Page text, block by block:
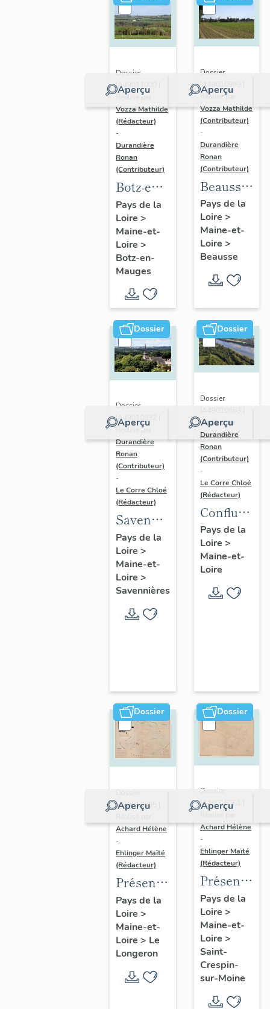
Aperçu
Dossier
IA49011000 |
Réalisé par
Vozza Mathilde
(Rédacteur)
-
Durandière
Ronan
(Contributeur)
Botz-en-
Mauges :
présentation
de la
commune
Pays de la
Loire >
Maine-et-
Loire >
Botz-en-
Mauges
Aperçu
Dossier
IA49010999 |
Réalisé par
Vozza Mathilde
(Contributeur)
-
Durandière
Ronan
(Contributeur)
Beausse :
de la
commune
Pays de la
Loire >
Maine-et-
Loire >
Beausse
Dossier
Aperçu
Dossier
IA49010832 |
Réalisé par
Durandière
Ronan
(Contributeur)
-
Le Corre Chloé
(Rédacteur)
Savennières
:
présentation
de la
commune
Pays de la
Loire >
Maine-et-
Loire >
Savennières
Dossier
Aperçu
Dossier
Réalisé par
Durandière
Ronan
(Contributeur)
-
Le Corre Chloé
(Rédacteur)
Confluence
Maine-
Loire :
d'étude
Pays de la
Loire >
Maine-et-
Loire
Dossier
Aperçu
IA49010565 |
Achard Hélène
-
Ehlinger Maïté
(Rédacteur)
Présentation
du
patrimoine
industriel
de la
commune
du
Pays de la
Loire >
Maine-et-
Loire > Le
Longeron
Dossier
Aperçu
Dossier
IA49010581 |
Achard Hélène
-
Ehlinger Maïté
(Rédacteur)
du
patrimoine
industriel
de la
commune
de Saint-
Crespin-
Pays de la
Loire >
Maine-et-
Loire >
Saint-
Crespin-
sur-Moine